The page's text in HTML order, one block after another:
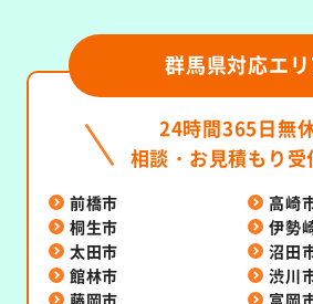
群馬県対応エ
24時間365日無
相談・お見積もり受
前橋市
高崎
桐生市
伊勢
太田市
沼田
館林市
渋川
藤岡市
富岡